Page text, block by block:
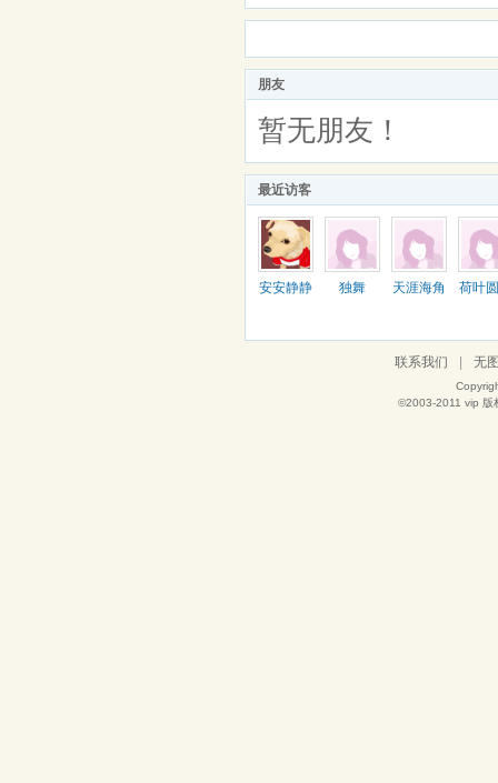
朋友
暂无朋友！
最近访客
安安静静 独舞 天涯海角 荷叶
联系我们 无
©2003-2011 vip 版